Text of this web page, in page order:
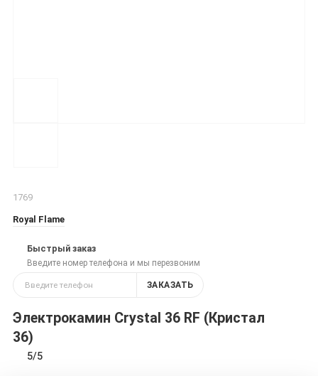
1769
Royal Flame
Быстрый заказ
Введите номер телефона и мы перезвоним
ЗАКАЗАТЬ
Электрокамин Crystal 36 RF (Кристал
36)
5/5